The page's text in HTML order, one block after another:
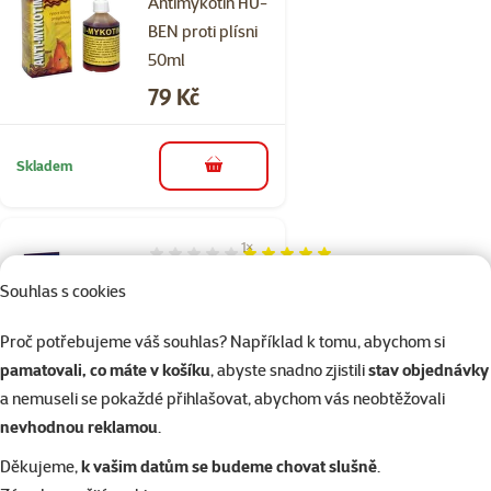
Souhlas s cookies
Proč potřebujeme váš souhlas? Například k tomu, abychom si
pamatovali, co máte v košíku, abyste snadno zjistilistav objednávky
a nemuseli se pokaždé přihlašovat, abychom vás neobtěžovali
nevhodnou reklamou.
Děkujeme,k vašim datům se budeme chovat slušně.
BEN proti plísni
50ml
Cena
79 Kč
Skladem do košíku
50ml
Hodnocení 100%, počet hodnocení: 1
1×
hodnocení
Cena
79 Kč
do košíku